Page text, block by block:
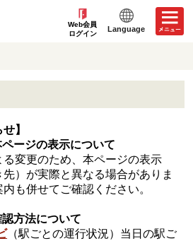
Web会員
ログイン
Language
】
ージの表示について
変更のため、本ページの表示
先）が実際と異なる場合がありま
も併せてご確認ください。
方法について
（駅ごとの運行状況）当日の駅ご